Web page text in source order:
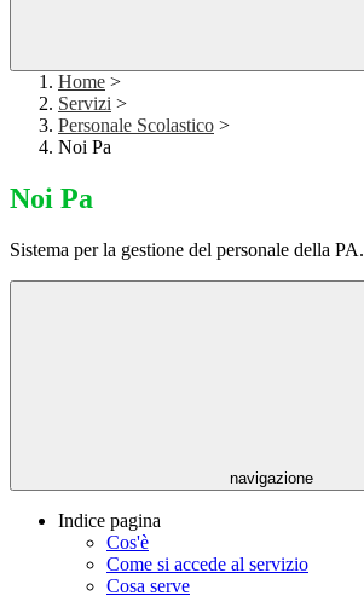
Home >
Servizi >
Personale Scolastico >
Noi Pa
Noi Pa
Sistema per la gestione del personale della PA.
navigazione
Indice pagina
Cos'è
Come si accede al servizio
Cosa serve